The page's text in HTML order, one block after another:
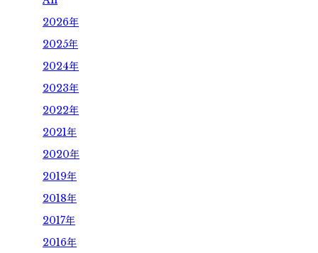
お問い合わせ
卒業生の方へ
各種証明書の申請
同窓会
2026年
2025年
2024年
2023年
2022年
2021年
2020年
2019年
2018年
2017年
2016年